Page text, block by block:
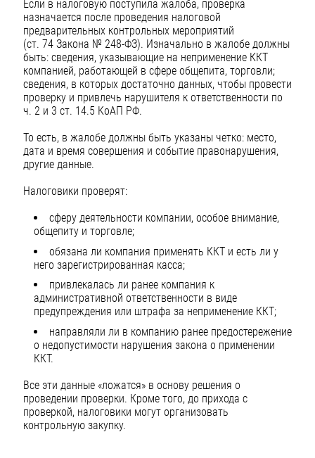
Если в налоговую поступила жалоба, проверка
назначается после проведения налоговой
предварительных контрольных мероприятий
(ст. 74 Закона № 248-ФЗ). Изначально в жалобе должны
быть: сведения, указывающие на неприменение ККТ
компанией, работающей в сфере общепита, торговли;
сведения, в которых достаточно данных, чтобы провести
проверку и привлечь нарушителя к ответственности по
ч. 2 и 3 ст. 14.5 КоАП РФ.
То есть, в жалобе должны быть указаны четко: место,
дата и время совершения и событие правонарушения,
другие данные.
Налоговики проверят:
сферу деятельности компании, особое внимание,
общепиту и торговле;
обязана ли компания применять ККТ и есть ли у
него зарегистрированная касса;
привлекалась ли ранее компания к
административной ответственности в виде
предупреждения или штрафа за неприменение ККТ;
направляли ли в компанию ранее предостережение
о недопустимости нарушения закона о применении
ККТ.
Все эти данные «ложатся» в основу решения о
проведении проверки. Кроме того, до прихода с
проверкой, налоговики могут организовать
контрольную закупку.